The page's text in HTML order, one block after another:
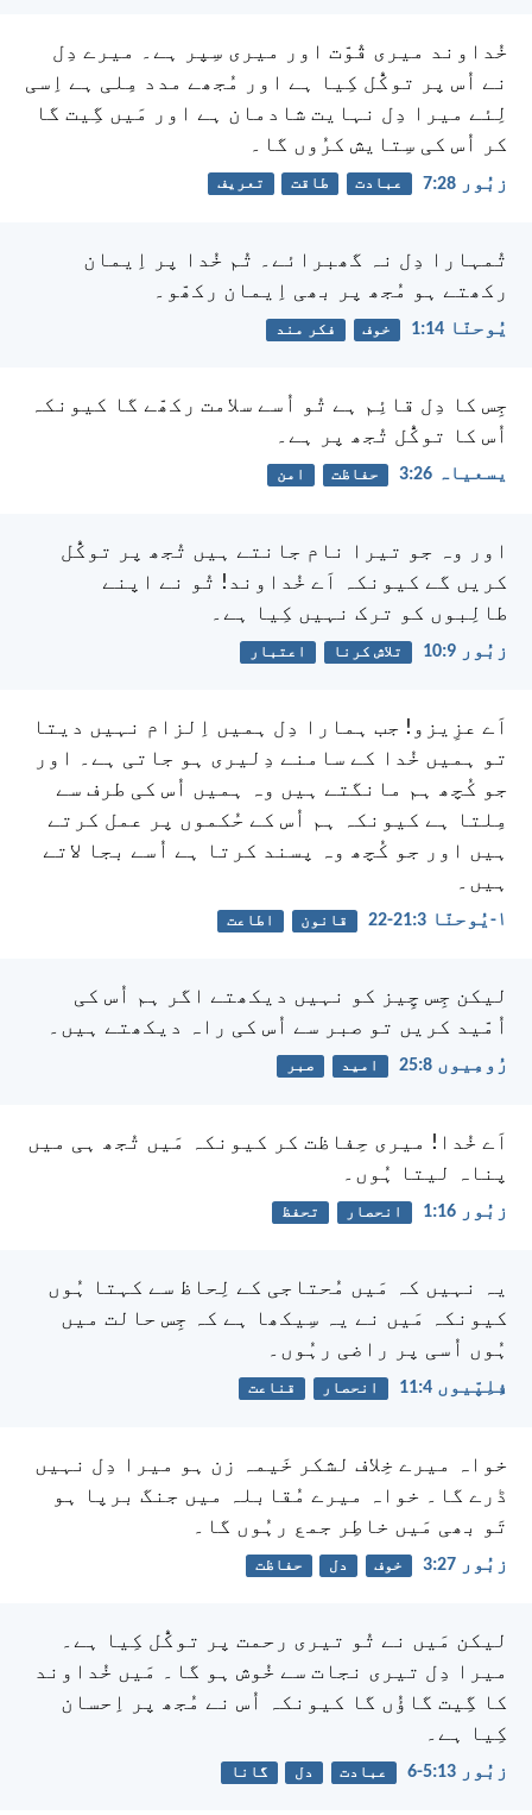
خُداوند میری قُوّت اور میری سِپر ہے۔ میرے دِل
نے اُس پر توکُّل کِیا ہے اور مُجھے مدد مِلی ہے اِسی
لِئے میرا دِل نہایت شادمان ہے اور مَیں گِیت گا
کر اُس کی سِتایش کرُوں گا۔
زبُور 28:‏7 عبادت طاقت تعریف
تُمہارا دِل نہ گھبرائے۔ تُم خُدا پر اِیمان
رکھتے ہو مُجھ پر بھی اِیمان رکھّو۔
یُوحنّا 14:‏1 خوف فکر مند
جِس کا دِل قائِم ہے تُو اُسے سلامت رکھّے گا کیونکہ
اُس کا توکُّل تُجھ پر ہے۔
یسعیاہ 26:‏3 حفاظت امن
اور وہ جو تیرا نام جانتے ہیں تُجھ پر توکُّل
کریں گے کیونکہ اَے خُداوند! تُو نے اپنے
طالِبوں کو ترک نہیں کِیا ہے۔
زبُور 9:‏10 تلاش کرنا اعتبار
اَے عزِیزو! جب ہمارا دِل ہمیں اِلزام نہیں دیتا
تو ہمیں خُدا کے سامنے دِلیری ہو جاتی ہے۔ اور
جو کُچھ ہم مانگتے ہیں وہ ہمیں اُس کی طرف سے
مِلتا ہے کیونکہ ہم اُس کے حُکموں پر عمل کرتے
ہیں اور جو کُچھ وہ پسند کرتا ہے اُسے بجا لاتے
ہیں۔
۱-یُوحنّا 3:‏21-‏22 قانون اطاعت
لیکن جِس چِیز کو نہیں دیکھتے اگر ہم اُس کی
اُمّید کریں تو صبر سے اُس کی راہ دیکھتے ہیں۔
رُومِیوں 8:‏25 امید صبر
اَے خُدا! میری حِفاظت کر کیونکہ مَیں تُجھ ہی میں
پناہ لیتا ہُوں۔
زبُور 16:‏1 انحصار تحفظ
یہ نہیں کہ مَیں مُحتاجی کے لِحاظ سے کہتا ہُوں
کیونکہ مَیں نے یہ سِیکھا ہے کہ جِس حالت میں
ہُوں اُسی پر راضی رہُوں۔
فِلِپّیوں 4:‏11 انحصار قناعت
خواہ میرے خِلاف لشکر خَیمہ زن ہو
میرا دِل نہیں
ڈرے گا۔ خواہ میرے مُقابلہ میں جنگ برپا ہو
تَو بھی مَیں خاطِر جمع رہُوں گا۔
زبُور 27:‏3 خوف دل حفاظت
لیکن مَیں نے تُو تیری رحمت پر توکُّل کِیا ہے۔
میرا دِل تیری نجات سے خُوش ہو گا۔ مَیں خُداوند
کا گِیت گاؤُں گا کیونکہ اُس نے مُجھ پر اِحسان
کِیا ہے۔
زبُور 13:‏5-‏6 عبادت دل گانا